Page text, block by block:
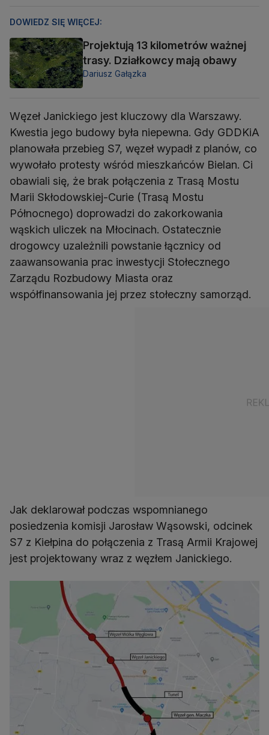
DOWIEDZ SIĘ WIĘCEJ:
Projektują 13 kilometrów ważnej
trasy. Działkowcy mają obawy
Dariusz Gałązka
Węzeł Janickiego jest kluczowy dla Warszawy.
Kwestia jego budowy była niepewna. Gdy GDDKiA
planowała przebieg S7, węzeł wypadł z planów, co
wywołało protesty wśród mieszkańców Bielan. Ci
obawiali się, że brak połączenia z Trasą Mostu
Marii Skłodowskiej-Curie (Trasą Mostu
Północnego) doprowadzi do zakorkowania
wąskich uliczek na Młocinach. Ostatecznie
drogowcy uzależnili powstanie łącznicy od
zaawansowania prac inwestycji Stołecznego
Zarządu Rozbudowy Miasta oraz
współfinansowania jej przez stołeczny samorząd.
Jak deklarował podczas wspomnianego
posiedzenia komisji Jarosław Wąsowski, odcinek
S7 z Kiełpina do połączenia z Trasą Armii Krajowej
jest projektowany wraz z węzłem Janickiego.